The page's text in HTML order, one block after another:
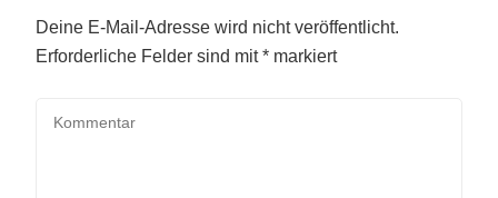
Deine E-Mail-Adresse wird nicht veröffentlicht.
Erforderliche Felder sind mit* markiert